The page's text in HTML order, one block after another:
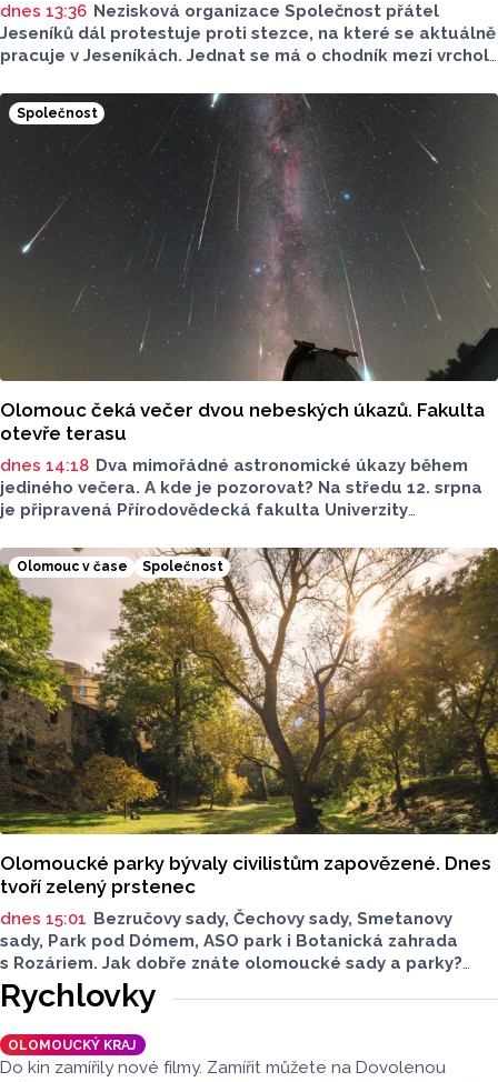
dnes 13:36 Nezisková organizace Společnost přátel
Jeseníků dál protestuje proti stezce, na které se aktuálně
pracuje v Jeseníkách. Jednat se má o chodník mezi vrcholy
chodníku se podle odborníků příroda jen poškodí, chodník
mezi vrcholy podle nich není nutný.
Společnost
Olomouc čeká večer dvou nebeských úkazů. Fakulta
otevře terasu
dnes 14:18 Dva mimořádné astronomické úkazy během
jediného večera. A kde je pozorovat? Na středu 12. srpna
je připravená Přírodovědecká fakulta Univerzity
v Přerově Hvězdárna. Na obou místech bude možné
pohlédnout na slunce speciální technikou.
Olomouc v čase Společnost
Olomoucké parky bývaly civilistům zapovězené. Dnes
tvoří zelený prstenec
dnes 15:01 Bezručovy sady, Čechovy sady, Smetanovy
sady, Park pod Dómem, ASO park i Botanická zahrada
s Rozáriem. Jak dobře znáte olomoucké sady a parky?
Dnes se v nich běžně procházíme a kocháme se krásami,
které v nich jsou. Vždy tomu tak ale nebylo.
Rychlovky
OLOMOUCKÝ KRAJ
Do kin zamířily nové filmy. Zamířit můžete na Dovolenou